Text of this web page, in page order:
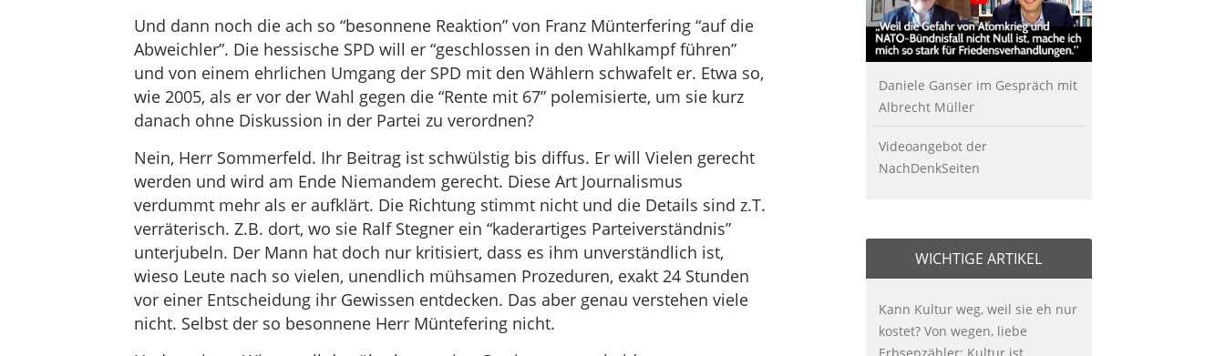
Und dann noch die ach so “besonnene Reaktion” von Franz Münterfering “auf die
Abweichler”. Die hessische SPD will er “geschlossen in den Wahlkampf führen”
und von einem ehrlichen Umgang der SPD mit den Wählern schwafelt er. Etwa so,
wie 2005, als er vor der Wahl gegen die “Rente mit 67” polemisierte, um sie kurz
danach ohne Diskussion in der Partei zu verordnen?
Nein, Herr Sommerfeld. Ihr Beitrag ist schwülstig bis diffus. Er will Vielen gerecht
werden und wird am Ende Niemandem gerecht. Diese Art Journalismus
verdummt mehr als er aufklärt. Die Richtung stimmt nicht und die Details sind z.T.
verräterisch. Z.B. dort, wo sie Ralf Stegner ein “kaderartiges Parteiverständnis”
unterjubeln. Der Mann hat doch nur kritisiert, dass es ihm unverständlich ist,
wieso Leute nach so vielen, unendlich mühsamen Prozeduren, exakt 24 Stunden
vor einer Entscheidung ihr Gewissen entdecken. Das aber genau verstehen viele
nicht. Selbst der so besonnene Herr Müntefering nicht.
Daniele Ganser im Gespräch mit
Albrecht Müller
Videoangebot der
NachDenkSeiten
WICHTIGE ARTIKEL
Kann Kultur weg, weil sie eh nur
kostet? Von wegen, liebe